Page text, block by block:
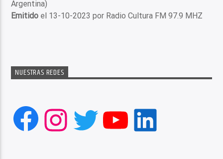
Argentina)
Emitido el 13-10-2023 por Radio Cultura FM 97.9 MHZ
NUESTRAS REDES
Facebook
Instagram
Twitter
YouTube
LinkedIn